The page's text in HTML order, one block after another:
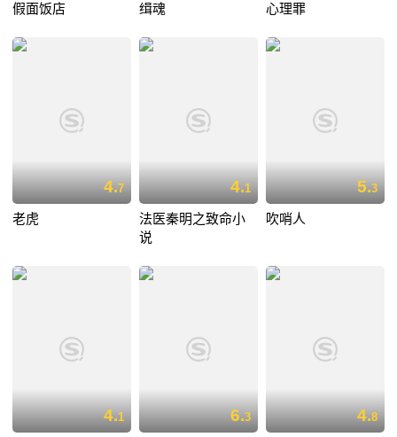
假面饭店 缉魂 心理罪
4.7
老虎
4.1
法医秦明之致命小
说
5.3
吹哨人
4.1 6.3 4.8